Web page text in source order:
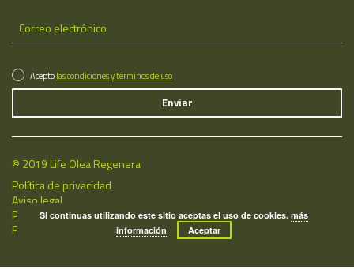
Aceptolas condiciones y términos de uso
© 2019 Life Olea Regenera
Política de privacidad
Aviso legal
Política de cookies
Fecha de última actualización: 06/08/2026
Si continuas utilizando este sitio aceptas el uso de cookies.más
información
Aceptar